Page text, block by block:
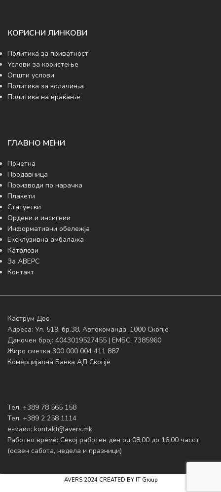
КОРИСНИ ЛИНКОВИ
Политика за приватност
Услови за користење
Општи услови
Политика за колачиња
Политика на враќање
ГЛАВНО МЕНИ
Почетна
Продавница
Производи по нарачка
Плакети
Статуетки
Ордени и инсигнии
Информативни обележја
Ексклузивна амбалажа
Каталози
За АВЕРС
Контакт
Каструм Доо
Адреса: Ул. 519, бр.38, Автокоманда, 1000 Скопје
Даночен број: 4043019527455 | ЕМБС: 7385960
Жиро сметка 300 000 004 411 887
Комерцијална Банка АД Скопје
Тел. +389 78 565 158
Тел. +389 2 258 1114
е-маил: kontakt@avers.mk
Работно време: Секој работен ден од 08,00 до 16,00 часот
(освен сабота, недела и празници)
AVERS 2024 CREATED BY IT Group